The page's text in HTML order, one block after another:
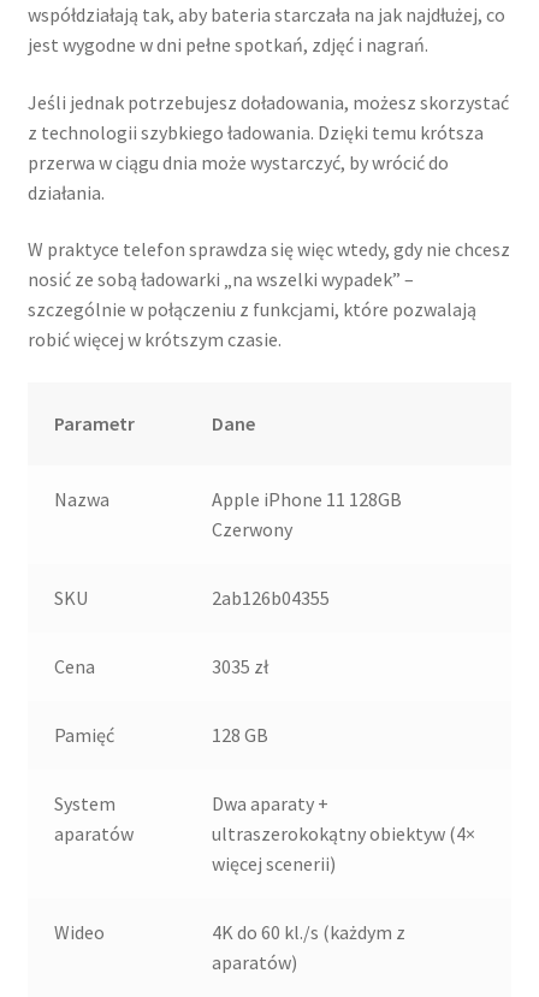
współdziałają tak, aby bateria starczała na jak najdłużej, co
jest wygodne w dni pełne spotkań, zdjęć i nagrań.
Jeśli jednak potrzebujesz doładowania, możesz skorzystać
z technologii szybkiego ładowania. Dzięki temu krótsza
przerwa w ciągu dnia może wystarczyć, by wrócić do
działania.
W praktyce telefon sprawdza się więc wtedy, gdy nie chcesz
nosić ze sobą ładowarki „na wszelki wypadek” –
szczególnie w połączeniu z funkcjami, które pozwalają
robić więcej w krótszym czasie.
Parametr Dane
Nazwa
Apple iPhone 11 128GB
Czerwony
SKU 2ab126b04355
Cena 3035 zł
Pamięć 128 GB
System
aparatów
Dwa aparaty +
ultraszerokokątny obiektyw (4×
więcej scenerii)
Wideo
4K do 60 kl./s (każdym z
aparatów)